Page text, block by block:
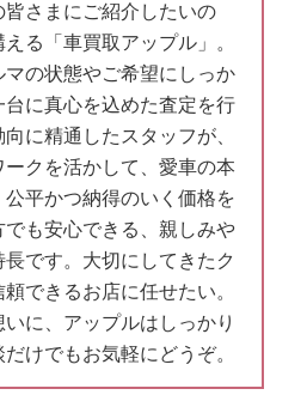
さまにご紹介したいの
る「車買取アップル」。
の状態やご希望にしっか
台に真心を込めた査定を行
に精通したスタッフが、
クを活かして、愛車の本
平かつ納得のいく価格を
も安心できる、親しみや
です。大切にしてきたク
できるお店に任せたい。
に、アップルはしっかり
けでもお気軽にどうぞ。